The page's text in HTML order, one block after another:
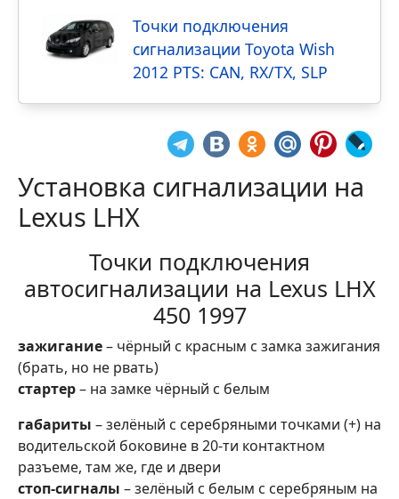
Точки подключения
сигнализации Toyota Wish
2012 PTS: CAN, RX/TX, SLP
Установка сигнализации на
Lexus LHX
Точки подключения
автосигнализации на Lexus LHX
450 1997
зажигание– чёрный с красным с замка зажигания
(брать, но не рвать)
стартер– на замке чёрный с белым
габариты – зелёный с серебряными точками (+) на
водительской боковине в 20-ти контактном
разъеме, там же, где и двери
стоп-сигналы – зелёный с белым с серебряным на